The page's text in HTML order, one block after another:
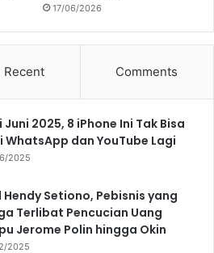
17/06/2026
Recent Comments
Juni 2025, 8 iPhone Ini Tak Bisa
WhatsApp dan YouTube Lagi
2025
Hendy Setiono, Pebisnis yang
Terlibat Pencucian Uang
Jerome Polin hingga Okin
2025